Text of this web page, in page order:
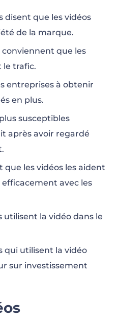
disent que les vidéos
de la marque.
conviennent que les
le trafic.
entreprises à obtenir
en plus.
susceptibles
après avoir regardé
que les vidéos les aident
avec les
utilisent la vidéo dans le
qui utilisent la vidéo
sur investissement